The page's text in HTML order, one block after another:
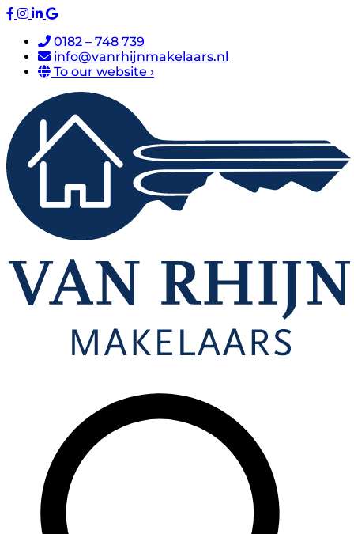
0182 – 748 739
info@vanrhijnmakelaars.nl
To our website ›